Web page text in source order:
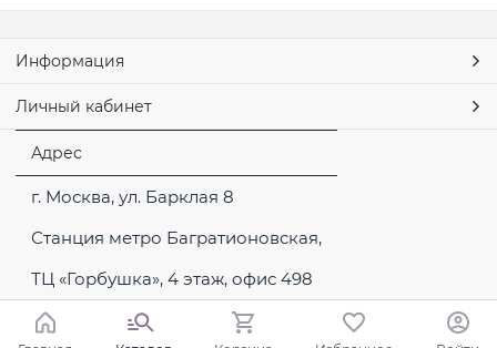
Информация
Личный кабинет
Адрес
г. Москва, ул. Барклая 8
Станция метро Багратионовская,
ТЦ «Горбушка», 4 этаж, офис 498